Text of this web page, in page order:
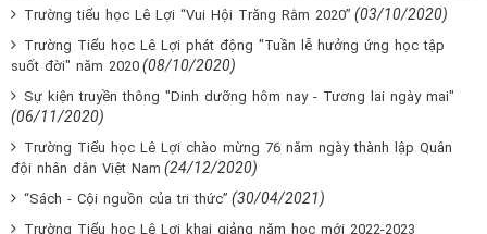
Trường tiểu học Lê Lợi “Vui Hội Trăng Rằm 2020” (03/10/2020)
Trường Tiểu học Lê Lợi phát động "Tuần lễ hưởng ứng học tập
suốt đời" năm 2020 (08/10/2020)
Sự kiện truyền thông "Dinh dưỡng hôm nay - Tương lai ngày mai"
(06/11/2020)
Trường Tiểu học Lê Lợi chào mừng 76 năm ngày thành lập Quân
đội nhân dân Việt Nam (24/12/2020)
“Sách - Cội nguồn của tri thức” (30/04/2021)
Trường Tiểu học Lê Lợi khai giảng năm học mới 2022-2023